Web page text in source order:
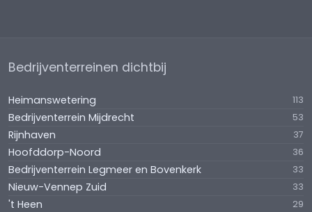
Bedrijventerreinen dichtbij
Heimanswetering 113
Bedrijventerrein Mijdrecht 53
Rijnhaven 37
Hoofddorp-Noord 36
Bedrijventerrein Legmeer en Bovenkerk 33
Nieuw-Vennep Zuid 33
't Heen 29